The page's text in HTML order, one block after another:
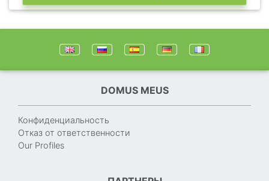
DOMUS MEUS
Конфиденциальность
Отказ от ответственности
Our Profiles